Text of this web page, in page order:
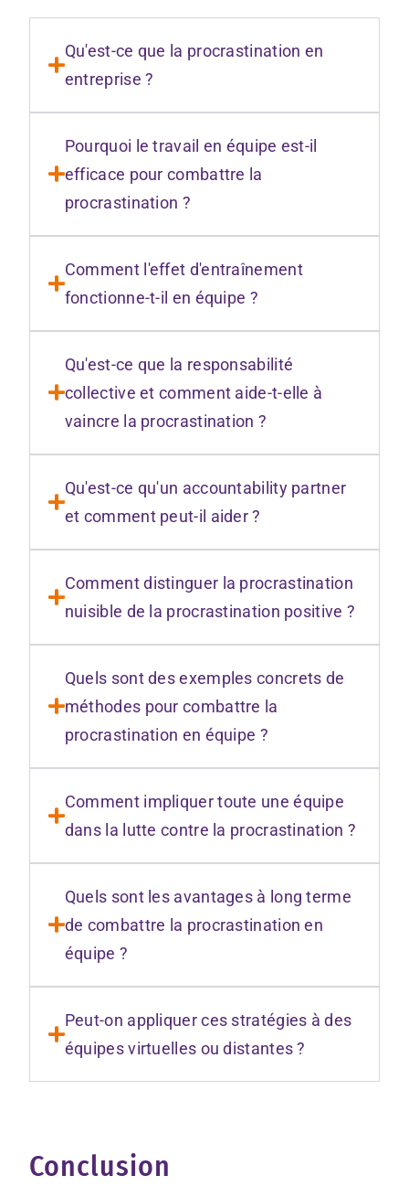
Qu'est-ce que la procrastination en
entreprise ?
Pourquoi le travail en équipe est-il
efficace pour combattre la
procrastination ?
Comment l'effet d'entraînement
fonctionne-t-il en équipe ?
Qu'est-ce que la responsabilité
collective et comment aide-t-elle à
vaincre la procrastination ?
Qu'est-ce qu'un accountability partner
et comment peut-il aider ?
Comment distinguer la procrastination
nuisible de la procrastination positive ?
Quels sont des exemples concrets de
méthodes pour combattre la
procrastination en équipe ?
Comment impliquer toute une équipe
dans la lutte contre la procrastination ?
Quels sont les avantages à long terme
de combattre la procrastination en
équipe ?
Peut-on appliquer ces stratégies à des
équipes virtuelles ou distantes ?
Conclusion